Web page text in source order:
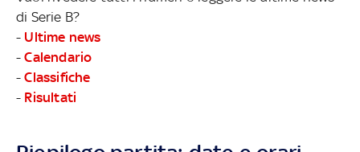
di Serie B?
- Ultime news
-Calendario
-Classifiche
- Risultati